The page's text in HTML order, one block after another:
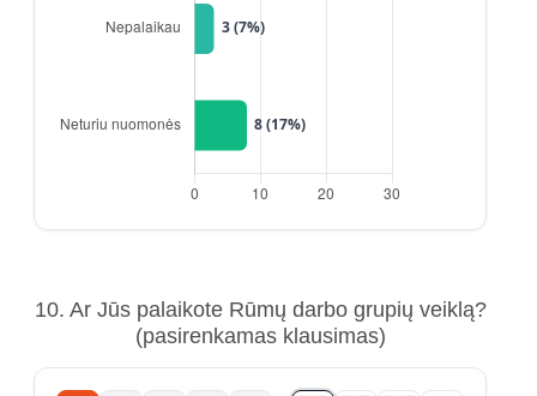
10. Ar Jūs palaikote Rūmų darbo grupių veiklą?
(pasirenkamas klausimas)